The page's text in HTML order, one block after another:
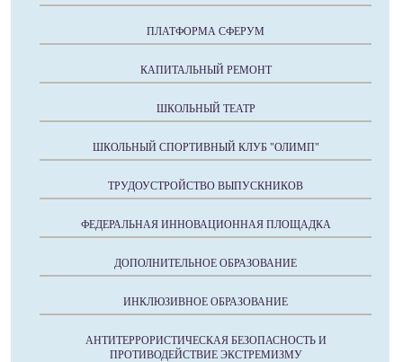
ПЛАТФОРМА СФЕРУМ
КАПИТАЛЬНЫЙ РЕМОНТ
ШКОЛЬНЫЙ ТЕАТР
ШКОЛЬНЫЙ СПОРТИВНЫЙ КЛУБ "ОЛИМП"
ТРУДОУСТРОЙСТВО ВЫПУСКНИКОВ
ФЕДЕРАЛЬНАЯ ИННОВАЦИОННАЯ ПЛОЩАДКА
ДОПОЛНИТЕЛЬНОЕ ОБРАЗОВАНИЕ
ИНКЛЮЗИВНОЕ ОБРАЗОВАНИЕ
АНТИТЕРРОРИСТИЧЕСКАЯ БЕЗОПАСНОСТЬ И
ПРОТИВОДЕЙСТВИЕ ЭКСТРЕМИЗМУ